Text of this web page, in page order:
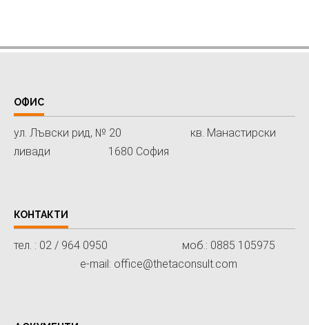
ОФИС
ул. Лъвски рид, № 20 кв. Манастирски
ливади 1680 София
КОНТАКТИ
тел. : 02 / 964 0950 моб.: 0885 105975
e-mail: office@thetaconsult.com